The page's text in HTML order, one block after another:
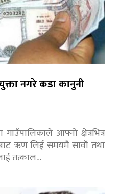
नगरे कडा कानुनी
आफ्नो क्षेत्रभित्र
ऋण लिई समयमै सावाँ तथा
तत्काल…